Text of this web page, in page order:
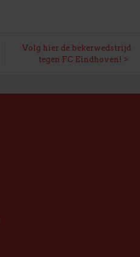
Volg hier de bekerwedstrijd
tegen FC Eindhoven!